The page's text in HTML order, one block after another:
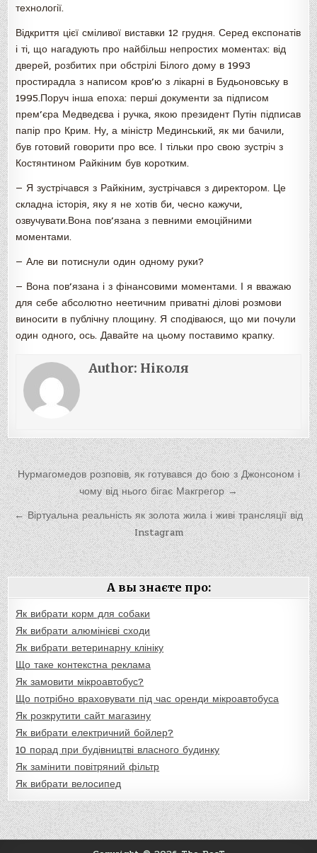
технології.
Відкриття цієї сміливої виставки 12 грудня. Серед експонатів
і ті, що нагадують про найбільш непростих моментах: від
дверей, розбитих при обстрілі Білого дому в 1993
простирадла з написом кров’ю з лікарні в Будьоновську в
1995.Поруч інша епоха: перші документи за підписом
прем’єра Медведєва і ручка, якою президент Путін підписав
папір про Крим. Ну, а міністр Мединський, як ми бачили,
був готовий говорити про все. І тільки про свою зустріч з
Костянтином Райкіним був коротким.
— Я зустрічався з Райкіним, зустрічався з директором. Це
складна історія, яку я не хотів би, чесно кажучи,
озвучувати.Вона пов’язана з певними емоційними
моментами.
— Але ви потиснули один одному руки?
— Вона пов’язана і з фінансовими моментами. І я вважаю
для себе абсолютно неетичним приватні ділові розмови
виносити в публічну площину. Я сподіваюся, що ми почули
один одного, ось. Давайте на цьому поставимо крапку.
Author: Ніколя
Навигация
по
записям
Нурмагомедов розповів, як готувався до бою з Джонсоном і
чому від нього бігає Макгрегор →
← Віртуальна реальність як золота жила і живі трансляції від
Instagram
А вы знаєте про:
Як вибрати корм для собаки
Як вибрати алюмінієві сходи
Як вибрати ветеринарну клініку
Що таке контекстна реклама
Як замовити мікроавтобус?
Що потрібно враховувати під час оренди мікроавтобуса
Як розкрутити сайт магазину
Як вибрати електричний бойлер?
10 порад при будівництві власного будинку
Як замінити повітряний фільтр
Як вибрати велосипед